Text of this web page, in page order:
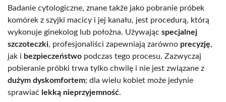
Badanie cytologiczne, znane także jako pobranie próbek
komórek z szyjki macicy i jej kanału, jest procedurą, którą
wykonuje ginekolog lub położna. Używając specjalnej
szczoteczki, profesjonaliści zapewniają zarówno precyzję,
jak i bezpieczeństwo podczas tego procesu. Zazwyczaj
pobieranie próbki trwa tylko chwilę i nie jest związane z
dużym dyskomfortem; dla wielu kobiet może jedynie
sprawiać lekką nieprzyjemność.